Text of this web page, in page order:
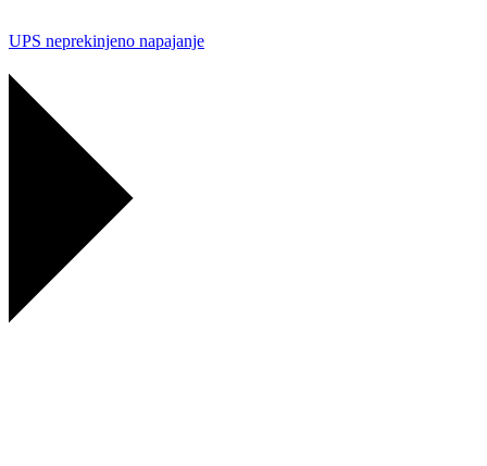
UPS neprekinjeno napajanje